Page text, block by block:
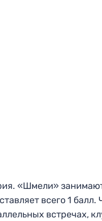
«Шмели»
всего 1 балл.
встречах,